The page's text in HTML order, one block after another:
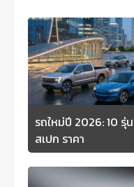
รถใหม่ปี 2026: 10
สเปก ราคา